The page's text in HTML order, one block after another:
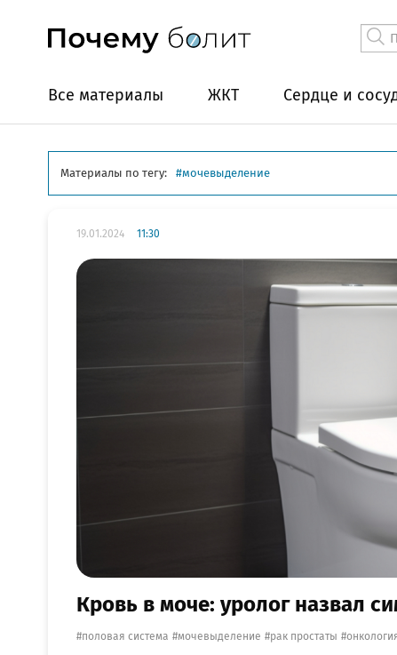
Все материалы ЖКТ Сердце и
Материалы по тегу: мочевыделение
19.01.2024 11:30
Кровь в моче: уролог назвал
половая система мочевыделение рак простаты